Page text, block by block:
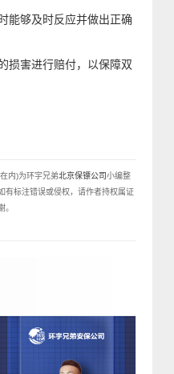
能够及时反应并做出正确
损害进行赔付，以保障双
内)为环宇兄弟北京保镖公司小编整
有标注错误或侵权，请作者持权属证
。